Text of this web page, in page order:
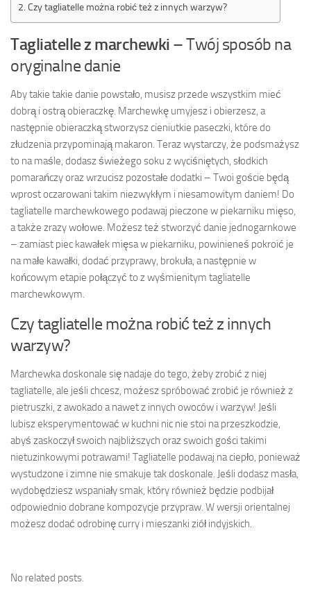
Czy tagliatelle można robić też z innych warzyw?
Tagliatelle z marchewki – Twój sposób na
oryginalne danie
Aby takie takie danie powstało, musisz przede wszystkim mieć
dobrą i ostrą obieraczkę. Marchewkę umyjesz i obierzesz, a
następnie obieraczką stworzysz cieniutkie paseczki, które do
złudzenia przypominają makaron. Teraz wystarczy, że podsmażysz
to na maśle, dodasz świeżego soku z wyciśniętych, słodkich
pomarańczy oraz wrzucisz pozostałe dodatki – Twoi goście będą
wprost oczarowani takim niezwykłym i niesamowitym daniem! Do
tagliatelle marchewkowego podawaj pieczone w piekarniku mięso,
a także zrazy wołowe. Możesz też stworzyć danie jednogarnkowe
– zamiast piec kawałek mięsa w piekarniku, powinieneś pokroić je
na małe kawałki, dodać przyprawy, brokuła, a następnie w
końcowym etapie połączyć to z wyśmienitym tagliatelle
marchewkowym.
Czy tagliatelle można robić też z innych
warzyw?
Marchewka doskonale się nadaje do tego, żeby zrobić z niej
tagliatelle, ale jeśli chcesz, możesz spróbować zrobić je również z
pietruszki, z awokado a nawet z innych owoców i warzyw! Jeśli
lubisz eksperymentować w kuchni nic nie stoi na przeszkodzie,
abyś zaskoczył swoich najbliższych oraz swoich gości takimi
nietuzinkowymi potrawami! Tagliatelle podawaj na ciepło, ponieważ
wystudzone i zimne nie smakuje tak doskonale. Jeśli dodasz masła,
wydobędziesz wspaniały smak, który również będzie podbijał
odpowiednio dobrane kompozycje przypraw. W wersji orientalnej
możesz dodać odrobinę curry i mieszanki ziół indyjskich.
No related posts.